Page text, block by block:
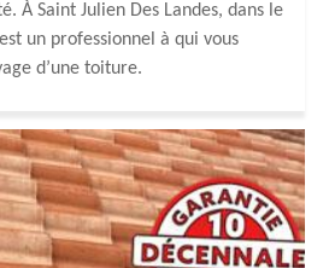
À Saint Julien Des Landes, dans le
un professionnel à qui vous
d’une toiture.